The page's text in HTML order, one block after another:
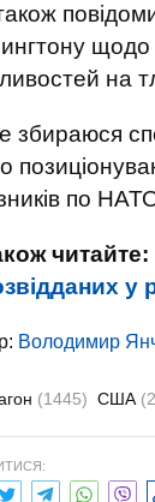
щодо
на
збираюся
по
читайте:
у
Володимир
(1445) США